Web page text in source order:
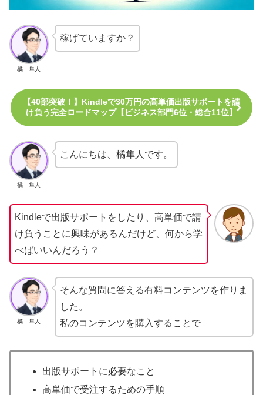
橘 隼人
稼げていますか？
【40部突破！】Kindleで30万円の高単価出版サポートを請
け負う完全ロードマップ【ビジネス部門6位・総合11位】
橘 隼人
こんにちは、橘隼人です。
Kindleで出版サポートをしたり、高単価で請
け負うことに興味があるんだけど、何から学
べばいいんだろう？
橘 隼人
そんな質問に答える有料コンテンツを作りま
した。
私のコンテンツを購入することで
出版サポートに必要なこと
高単価で受注するための手順